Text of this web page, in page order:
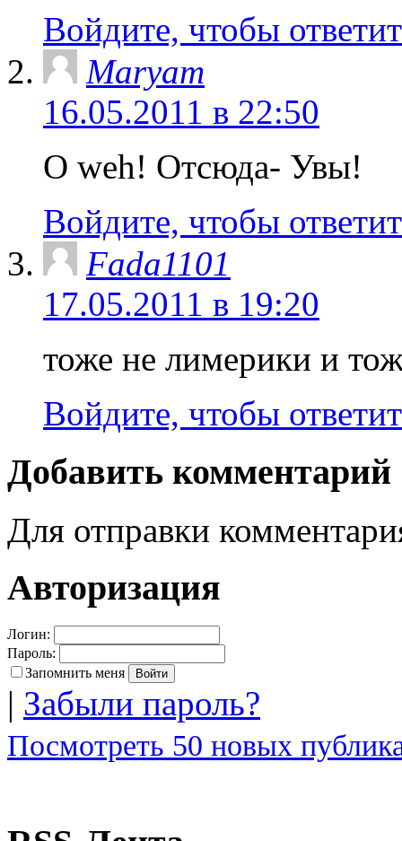
Войдите, чтобы
Maryam
16.05.2011 в 22:50
O weh! Отсюда- Увы!
Войдите, чтобы
Fada1101
17.05.2011 в 19:20
тоже не лимерики и
Войдите, чтобы
Добавить комментарий
Для отправки
Авторизация
Логин:
Пароль:
Запомнить меня
| Забыли пароль?
Посмотреть 50 новых